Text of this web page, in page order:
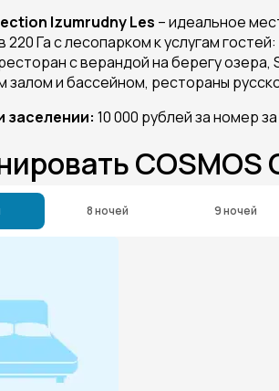
Izumrudny Les – идеальное
220 Га с лесопарком к услугам
с верандой на берегу
и бассейном, рестораны
заселении: 10 000 рублей за номер
COSMOS
8 ночей 9 ночей